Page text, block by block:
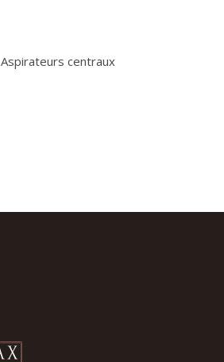
Aspirateurs centraux